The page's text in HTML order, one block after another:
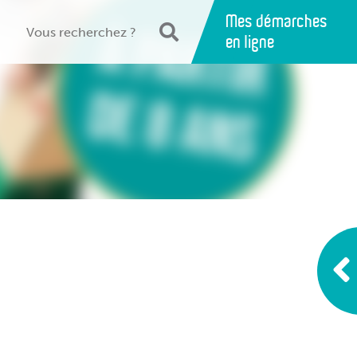
Mes démarches
en ligne